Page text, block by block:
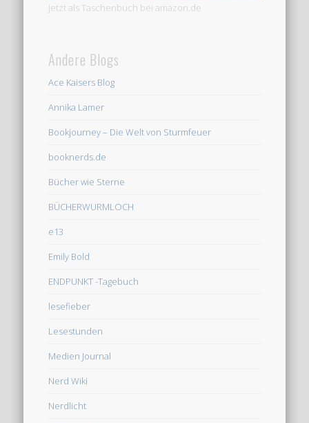
Jetzt als Taschenbuch bei amazon.de
Andere Blogs
Ace Kaisers Blog
Annika Lamer
Bookjourney – Die Welt von Sturmfeuer
booknerds.de
Bücher wie Sterne
BÜCHERWURMLOCH
e13
Emily Bold
ENDPUNKT -Tagebuch
lesefieber
Lesestunden
Medien Journal
Nerd Wiki
Nerdlicht